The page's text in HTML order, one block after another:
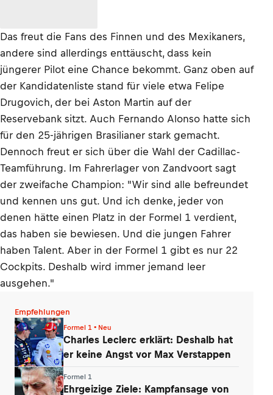
Das freut die Fans des Finnen und des Mexikaners,
andere sind allerdings enttäuscht, dass kein
jüngerer Pilot eine Chance bekommt. Ganz oben auf
der Kandidatenliste stand für viele etwa Felipe
Drugovich, der bei Aston Martin auf der
Reservebank sitzt. Auch Fernando Alonso hatte sich
für den 25-jährigen Brasilianer stark gemacht.
Dennoch freut er sich über die Wahl der Cadillac-
Teamführung. Im Fahrerlager von Zandvoort sagt
der zweifache Champion: "Wir sind alle befreundet
und kennen uns gut. Und ich denke, jeder von
denen hätte einen Platz in der Formel 1 verdient,
das haben sie bewiesen. Und die jungen Fahrer
haben Talent. Aber in der Formel 1 gibt es nur 22
Cockpits. Deshalb wird immer jemand leer
ausgehen."
Empfehlungen
Formel 1 • Neu
Charles Leclerc erklärt: Deshalb hat
er keine Angst vor Max Verstappen
Formel 1
Ehrgeizige Ziele: Kampfansage von